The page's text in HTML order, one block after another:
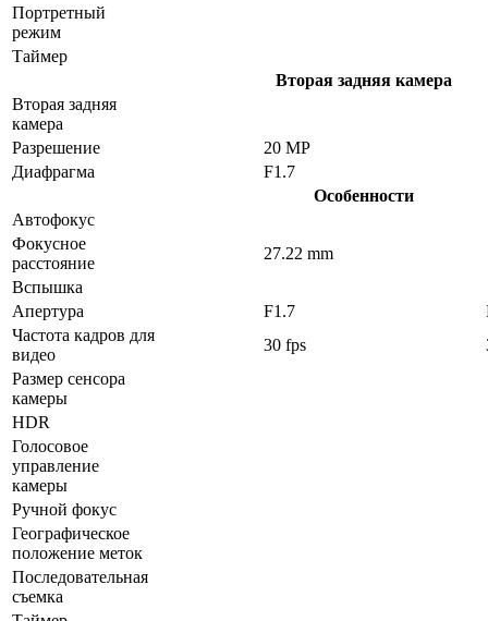
Портретный
режим
Таймер
Вторая задняя камера
Вторая задняя
камера
Разрешение
20 MP
Диафрагма
F1.7
Особенности
Автофокус
Фокусное
расстояние
27.22 mm
Вспышка
Апертура
F1.7
Частота кадров для
видео
30 fps
Размер сенсора
камеры
HDR
Голосовое
управление
камеры
Ручной фокус
Географическое
положение меток
Последовательная
съемка